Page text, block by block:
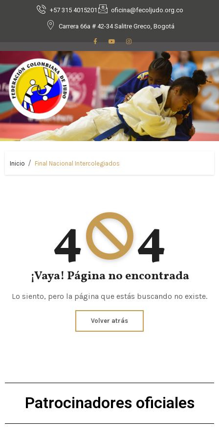
+57 315 4015201 oficina@fecoljudo.org.co
Carrera 66a # 42-34 Salitre Greco, Bogotá
Inicio Final Nacional Intercolegiados
4 4
¡Vaya! Página no encontrada
Lo siento, pero la página que estás buscando no existe.
Volver atrás
Patrocinadores oficiales